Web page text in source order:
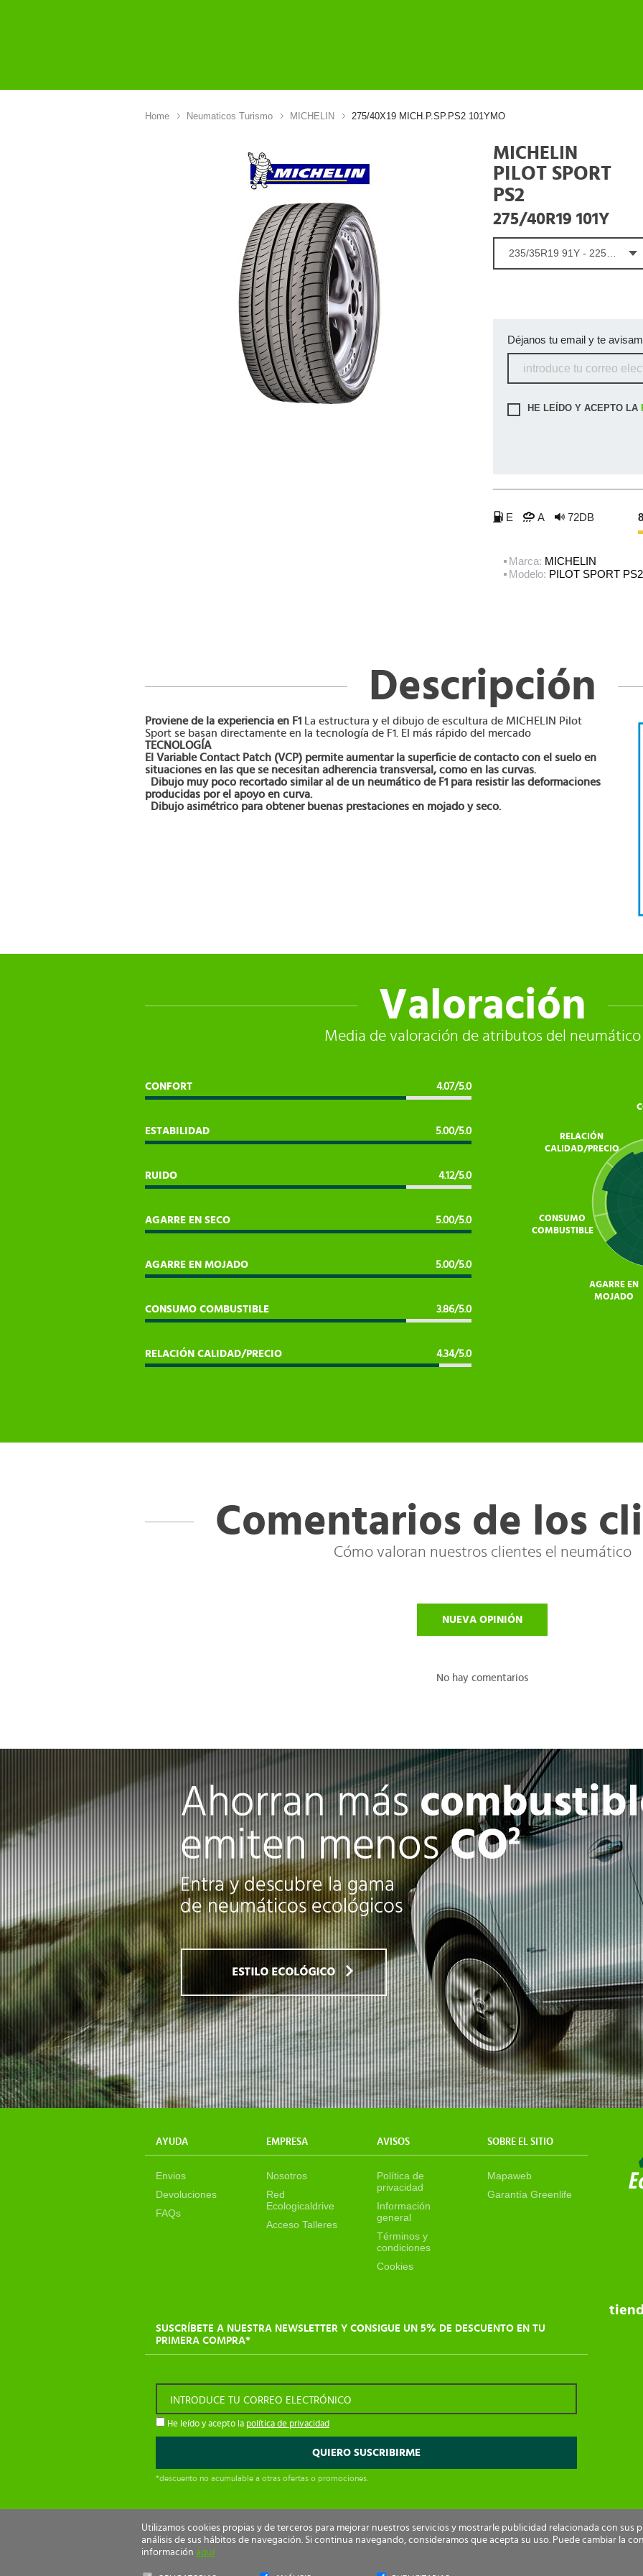
Home Neumaticos Turismo MICHELIN 275/40X19 MICH.P.SP.PS2 101YMO
MICHELIN
PILOT SPORT
PS2
275/40R19 101Y
Déjanos tu email y te
HE LEÍDO Y ACEPTO LA
E A 72DB
Marca: MICHELIN
Modelo: PILOT SPORT PS2
Descripción
Proviene de la experiencia en F1 La estructura y el dibujo de escultura de MICHELIN Pilot
Sport se basan directamente en la tecnología de F1. El más rápido del mercado
TECNOLOGÍA
El Variable Contact Patch (VCP) permite aumentar la superficie de contacto con el suelo en
situaciones en las que se necesitan adherencia transversal, como en las curvas.
Dibujo muy poco recortado similar al de un neumático de F1 para resistir las deformaciones
producidas por el apoyo en curva.
Dibujo asimétrico para obtener buenas prestaciones en mojado y seco.
Valoración
Media de valoración de atributos del neumático
CONFORT 4.07/5.0
ESTABILIDAD 5.00/5.0
RUIDO 4.12/5.0
AGARRE EN SECO 5.00/5.0
AGARRE EN MOJADO 5.00/5.0
CONSUMO COMBUSTIBLE 3.86/5.0
RELACIÓN CALIDAD/PRECIO 4.34/5.0
AGARRE EN
MOJADO
CONSUMO
COMBUSTIBLE
RELACIÓN
CALIDAD/PRECIO
Comentarios de los
Cómo valoran nuestros clientes el neumático
NUEVA OPINIÓN
No hay comentarios
AYUDA EMPRESA AVISOS SOBRE EL SITIO
Envios
Devoluciones
FAQs
Nosotros
Red
Ecologicaldrive
Acceso Talleres
Política de
privacidad
Información
general
Términos y
condiciones
Cookies
Mapaweb
Garantía Greenlife
SUSCRÍBETE A NUESTRA NEWSLETTER Y CONSIGUE UN 5% DE DESCUENTO EN TU
PRIMERA COMPRA*
INTRODUCE TU CORREO ELECTRÓNICO
He leído y acepto la política de privacidad
*descuento no acumulable a otras ofertas o promociones.
Ecological Drive Copyright 2026 - Todos los derechos reservados.
Utilizamos cookies propias y de terceros para mejorar nuestros servicios y mostrarle publicidad relacionada con sus
análisis de sus hábitos de navegación. Si continua navegando, consideramos que acepta su uso. Puede cambiar la
información aquí